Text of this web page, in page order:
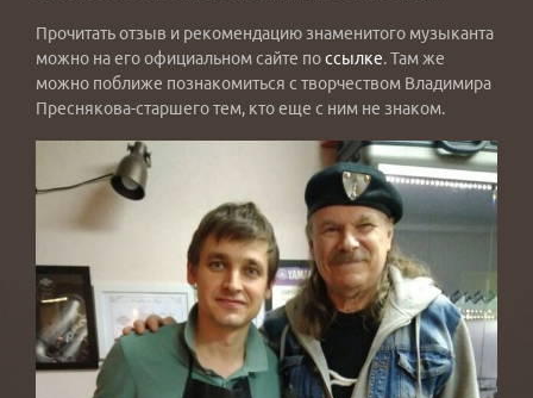
Прочитать отзыв и рекомендацию знаменитого музыканта
можно на его официальном сайте поссылке. Там же
можно поближе познакомиться с творчеством Владимира
Преснякова-старшего тем, кто еще с ним не знаком.